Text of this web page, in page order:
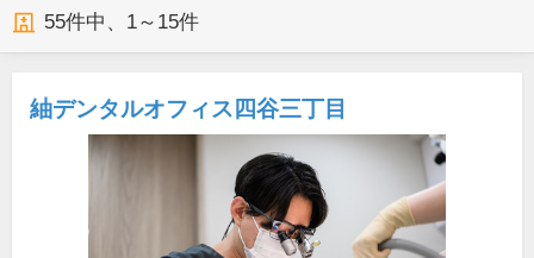
55件中、 1～15件
紬デンタルオフィス四谷三丁目